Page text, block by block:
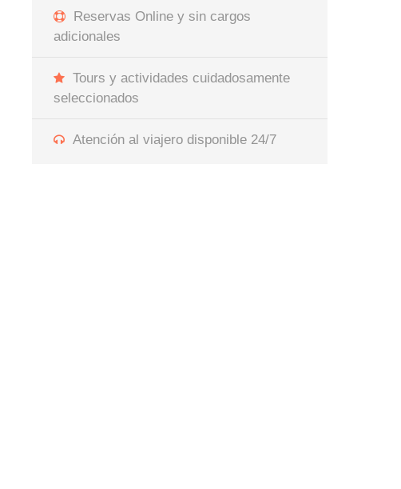
Reservas Online y sin cargos
adicionales
Tours y actividades cuidadosamente
seleccionados
Atención al viajero disponible 24/7